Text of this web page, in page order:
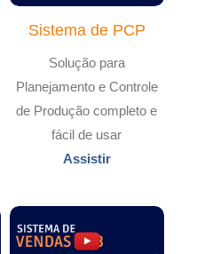
Sistema de PCP
Solução para
Planejamento e Controle
de Produção completo e
fácil de usar
Assistir